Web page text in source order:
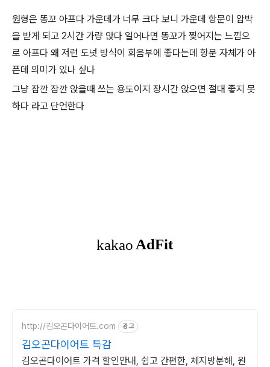
원형은 똥꼬 아프다 가운데가 너무 크다 보니 가운데 항문이 압박
을 받게 되고 2시간 가량 앉다 일어나면 똥꼬가 찢어지는 느낌으
로 아프다 왜 저런 도넛 방식이 회음부에 좋다는데 항문 자체가 아
픈데 의미가 있나 싶나
그냥 잠깐 잠깐 앉을때 쓰는 용도이지 장시간 앉으면 절대 좋지 못
하다 라고 단언한다
http://김오곤다이어트.com 광고
김오곤다이어트 특감
김오곤다이어트 가격 할인안내, 쉽고 간편한, 체지방분해, 원